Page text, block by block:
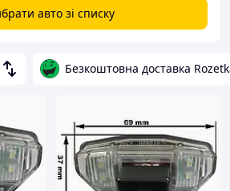
авто зі списку
Безкоштовна доставка